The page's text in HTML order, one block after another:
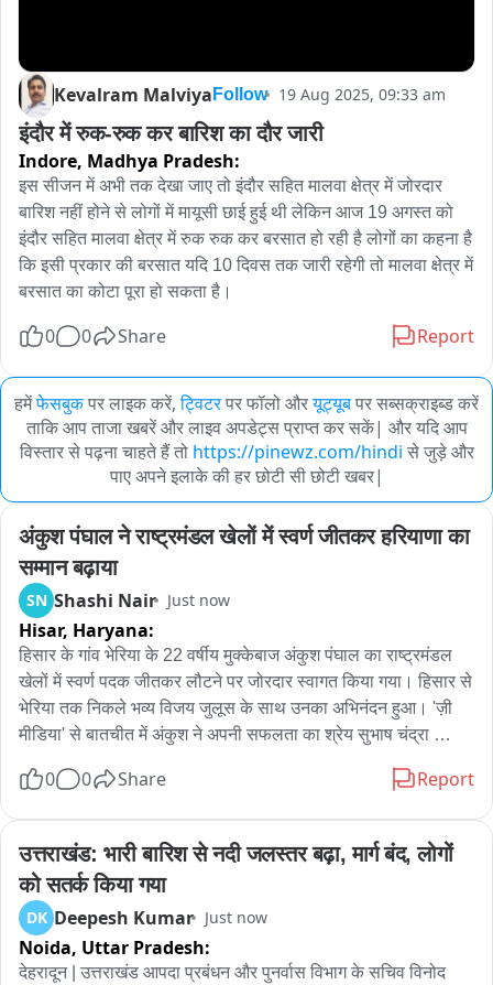
Kevalram Malviya Follow 19 Aug 2025, 09:33 am
इंदौर में रुक-रुक कर बारिश का दौर जारी
Indore, Madhya Pradesh:
इस सीजन में अभी तक देखा जाए तो इंदौर सहित मालवा क्षेत्र में जोरदार
बारिश नहीं होने से लोगों में मायूसी छाई हुई थी लेकिन आज 19 अगस्त को
इंदौर सहित मालवा क्षेत्र में रुक रुक कर बरसात हो रही है लोगों का कहना है
कि इसी प्रकार की बरसात यदि 10 दिवस तक जारी रहेगी तो मालवा क्षेत्र में
बरसात का कोटा पूरा हो सकता है।
0 0 Share Report
हमेंफेसबुकपर लाइक करें, ट्विटरपर फॉलो औरयूट्यूबपर सब्सक्राइब्ड करें
ताकि आप ताजा खबरें और लाइव अपडेट्स प्राप्त कर सकें| और यदि आप
विस्तार से पढ़ना चाहते हैं तो https://pinewz.com/hindi से जुड़े और
पाए अपने इलाके की हर छोटी सी छोटी खबर|
अंकुश पंघाल ने राष्ट्रमंडल खेलों में स्वर्ण जीतकर हरियाणा का
सम्मान बढ़ाया
SN Shashi Nair Just now
Hisar, Haryana:
हिसार के गांव भेरिया के 22 वर्षीय मुक्केबाज अंकुश पंघाल का राष्ट्रमंडल
खेलों में स्वर्ण पदक जीतकर लौटने पर जोरदार स्वागत किया गया। हिसार से
भेरिया तक निकले भव्य विजय जुलूस के साथ उनका अभिनंदन हुआ। 'ज़ी
मीडिया' से बातचीत में अंकुश ने अपनी सफलता का श्रेय सुभाष चंद्रा
से मुक्केबाजी कर रहे अंकुश का अगला लक्ष्य 2028 ओलंपिक में गोल्ड मेडल
निरंतर अभ्यास को उनकी असली ताकत बताते हुए विश्वास जताया कि
अंकुश ओलंपिक में विजेंद्र सिंह का रिकॉर्ड तोड़ेंगे। अंकुश की इस
ऐतिहासिक उपलब्धि से उनके गांव भेरिया और परिवार में जश्न का माहौल है।
पिता और ताऊ का संदेश: अंकुश के पिता और ताऊ ने गर्व जताते हुए कहा,
"अंकुश की कड़ी मेहनत और अनुशासित जीवन ने आज पूरे देश का सिर ऊँचा
कर दिया है। 11 साल की उम्र से ही उसका मुक्केबाजी के प्रति जुनून रहा
0 0 Share Report
उत्तराखंड: भारी बारिश से नदी जलस्तर बढ़ा, मार्ग बंद, लोगों
को सतर्क किया गया
DK Deepesh Kumar Just now
Noida, Uttar Pradesh:
देहरादून | उत्तराखंड आपदा प्रबंधन और पुनर्वास विभाग के सचिव विनोद